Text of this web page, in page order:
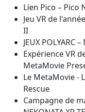
Lien Pico – Pico
Jeu VR de
II
JEUX POLYARC
Expérience VR
MetaMovie
Le MetaMovie -
Rescue
Campagne de